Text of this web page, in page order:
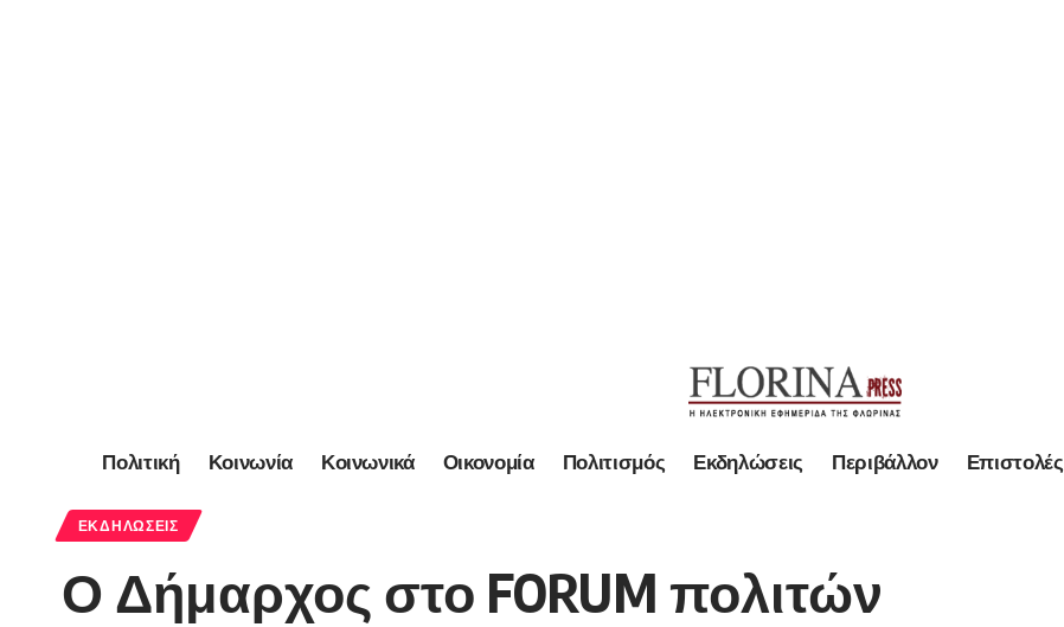
Πολιτική Κοινωνία Κοινωνικά Οικονομία Πολιτισμός Εκδηλώσεις Περιβάλλον Επιστολές
ΕΚΔΗΛΏΣΕΙΣ
Ο Δήμαρχος στο FORUM πολιτών